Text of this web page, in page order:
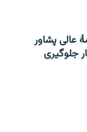
عالی پشاور
جلوگیری